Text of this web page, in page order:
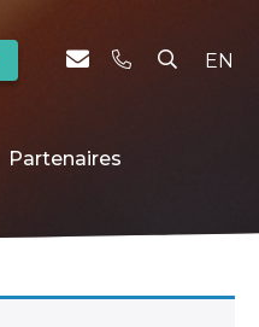
EN
Partenaires